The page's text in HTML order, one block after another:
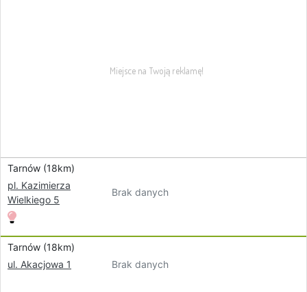
Tarnów (18km)
pl. Kazimierza
Wielkiego 5
Brak danych
Tarnów (18km)
ul. Akacjowa 1
Brak danych